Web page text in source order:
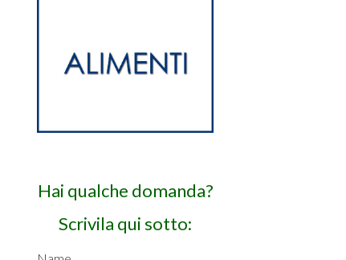
Hai qualche domanda?
Scrivila qui sotto: